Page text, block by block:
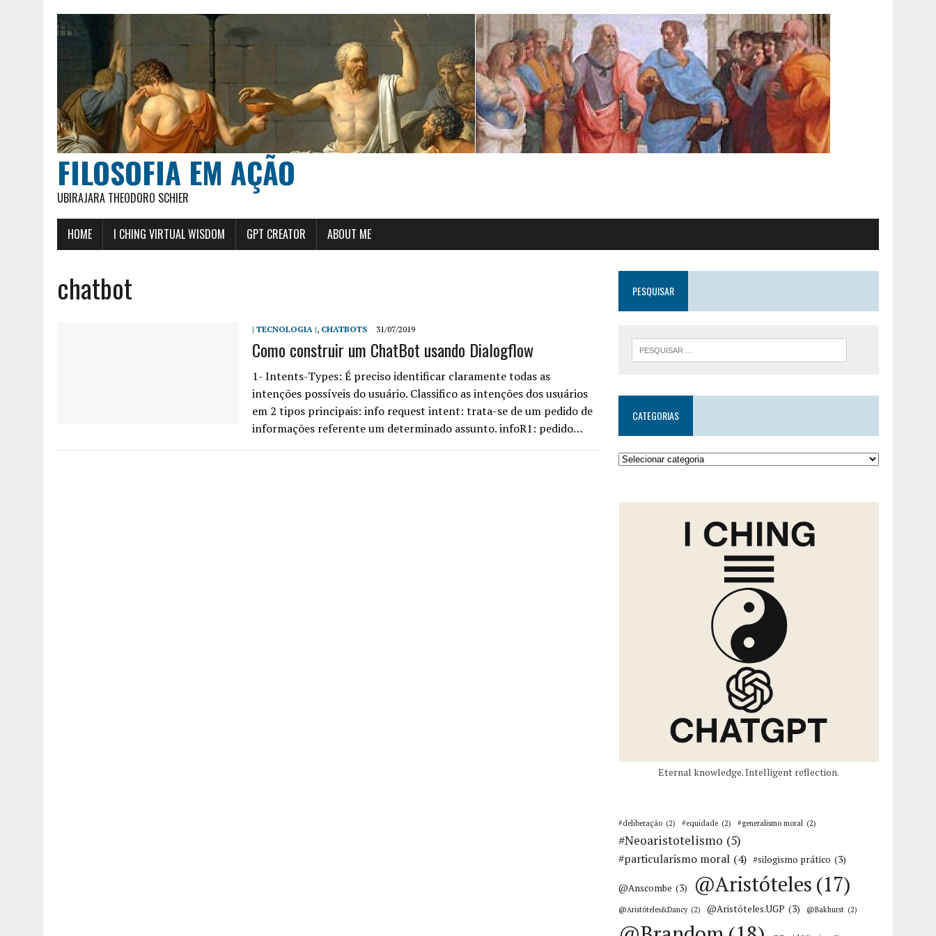
FILOSOFIA EM AÇÃO
UBIRAJARA THEODORO SCHIER
HOME I CHING VIRTUAL WISDOM GPT CREATOR ABOUT ME
chatbot
| TECNOLOGIA |, CHATBOTS 31/07/2019
Como construir um ChatBot usando Dialogflow
1- Intents-Types: É preciso identificar claramente todas as
intenções possíveis do usuário. Classifico as intenções dos usuários
em 2 tipos principais: info request intent: trata-se de um pedido de
informações referente um determinado assunto. infoR1: pedido…
PESQUISAR
CATEGORIAS
Eternal knowledge. Intelligent reflection.
#deliberação (2) #equidade (2) #generalismo moral (2)
#Neoaristotelismo (5)
#particularismo moral (4) #silogismo prático (3)
@Anscombe (3) @Aristóteles (17)
@Aristóteles&Dancy (2) @Aristóteles.UGP (3) @Bakhurst (2)